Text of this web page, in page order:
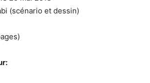
(scénario et dessin)